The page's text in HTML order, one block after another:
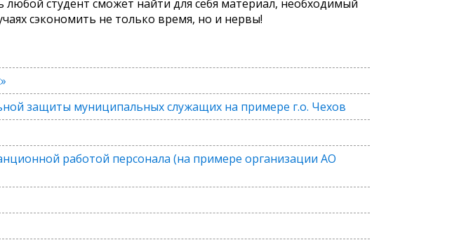
студент сможет найти для себя материал, необходимый
сэкономить не только время, но и нервы!
защиты муниципальных служащих на примере г.о. Чехов
работой персонала (на примере организации АО